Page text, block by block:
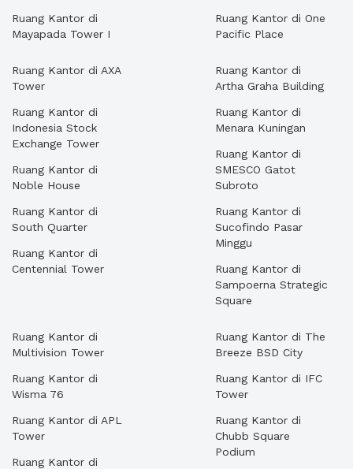
Ruang Kantor di
Mayapada Tower I
Ruang Kantor di One
Pacific Place
Ruang Kantor di AXA
Tower
Ruang Kantor di
Indonesia Stock
Exchange Tower
Ruang Kantor di
Noble House
Ruang Kantor di
South Quarter
Ruang Kantor di
Centennial Tower
Ruang Kantor di
Artha Graha Building
Ruang Kantor di
Menara Kuningan
Ruang Kantor di
SMESCO Gatot
Subroto
Ruang Kantor di
Sucofindo Pasar
Minggu
Ruang Kantor di
Sampoerna Strategic
Square
Ruang Kantor di
Multivision Tower
Ruang Kantor di
Wisma 76
Ruang Kantor di APL
Tower
Ruang Kantor di
Ruang Kantor di The
Breeze BSD City
Ruang Kantor di IFC
Tower
Ruang Kantor di
Chubb Square
Podium